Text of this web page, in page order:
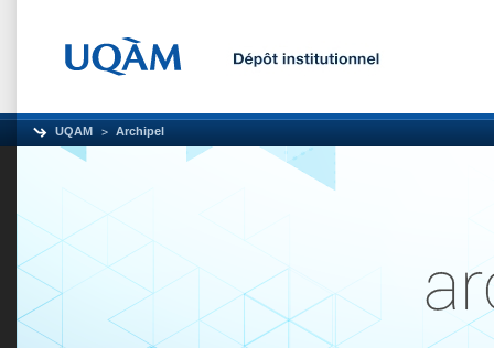
UQAM Archipel